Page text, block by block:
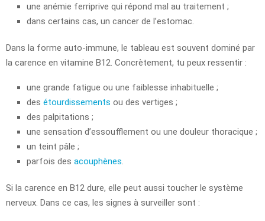
une anémie ferriprive qui répond mal au traitement ;
dans certains cas, un cancer de l’estomac.
Dans la forme auto-immune, le tableau est souvent dominé par
la carence en vitamine B12. Concrètement, tu peux ressentir :
une grande fatigue ou une faiblesse inhabituelle ;
des étourdissements ou des vertiges ;
des palpitations ;
une sensation d’essoufflement ou une douleur thoracique ;
un teint pâle ;
parfois des acouphènes
Si la carence en B12 dure, elle peut aussi toucher le système
nerveux. Dans ce cas, les signes à surveiller sont :